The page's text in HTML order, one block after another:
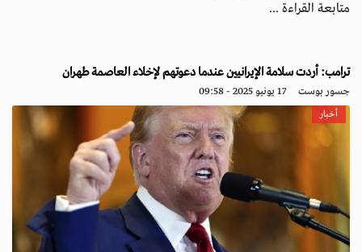
متابعة القراءة ...
ترامب: أردت سلامة الإيرانيين عندما دعوتهم لإخلاء العاصمة طهران
جسور بوست 17 يونيو 2025 - 09:58
أخبار